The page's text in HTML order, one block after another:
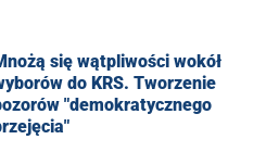
się wątpliwości wokół
do KRS. Tworzenie
"demokratycznego